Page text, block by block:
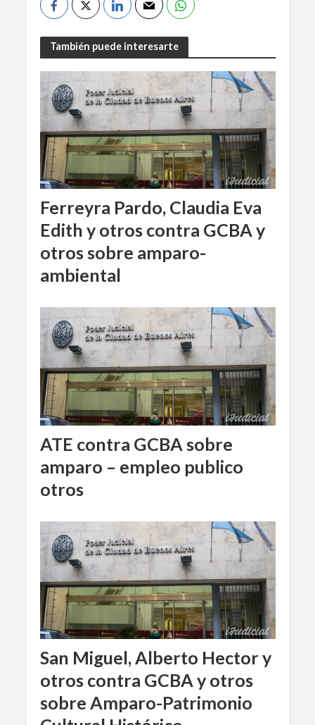
También puede interesarte
Ferreyra Pardo, Claudia Eva
Edith y otros contra GCBA y
otros sobre amparo-
ambiental
ATE contra GCBA sobre
amparo – empleo publico
otros
San Miguel, Alberto Hector y
otros contra GCBA y otros
sobre Amparo-Patrimonio